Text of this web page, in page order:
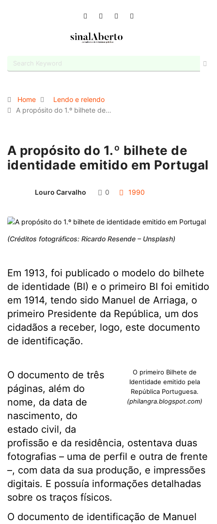
Home
Lendo e relendo
A propósito do 1.º bilhete de…
A propósito do 1.º bilhete de
identidade emitido em Portugal
Louro Carvalho 0 1990
(Créditos fotográficos: Ricardo Resende – Unsplash)
Em 1913, foi publicado o modelo do bilhete
de identidade (BI) e o primeiro BI foi emitido
em 1914, tendo sido Manuel de Arriaga, o
primeiro Presidente da República, um dos
cidadãos a receber, logo, este documento
de identificação.
O primeiro Bilhete de
Identidade emitido pela
República Portuguesa.
(philangra.blogspot.com)
O documento de três
páginas, além do
nome, da data de
nascimento, do
estado civil, da
profissão e da residência, ostentava duas
fotografias – uma de perfil e outra de frente
–, com data da sua produção, e impressões
digitais. E possuía informações detalhadas
sobre os traços físicos.
O documento de identificação de Manuel